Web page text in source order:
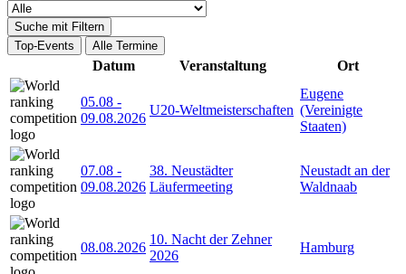
Suche mit Filtern
Top-Events
Alle Termine
Datum Veranstaltung Ort
05.08 -
09.08.2026
U20-Weltmeisterschaften
Eugene
(Vereinigte
Staaten)
07.08 -
09.08.2026
38. Neustädter
Läufermeeting
Neustadt an der
Waldnaab
08.08.2026
10. Nacht der Zehner
2026
Hamburg